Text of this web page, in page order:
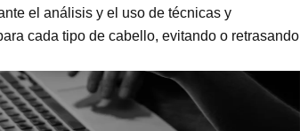
el análisis y el uso de técnicas y
cada tipo de cabello, evitando o retrasando